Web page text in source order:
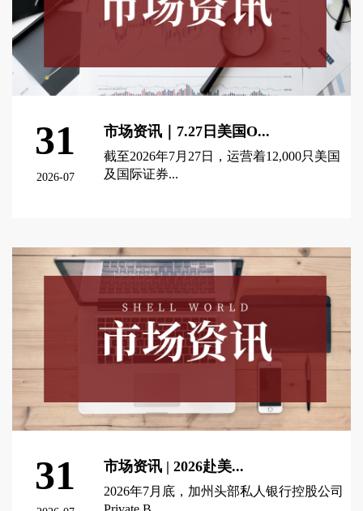
31
2026-07
市场资讯｜7.27日美国O...
截至2026年7月27日，运营着12,000只美国
及国际证券...
31 市场资讯 | 2026赴美...
2026年7月底，加州头部私人银行控股公司